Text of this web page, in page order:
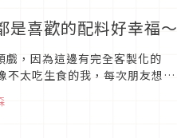
是喜歡的配料好幸福～
，因為這邊有完全客製化的
不太吃生食的我，每次朋友想吃
題，因為想吃甚...